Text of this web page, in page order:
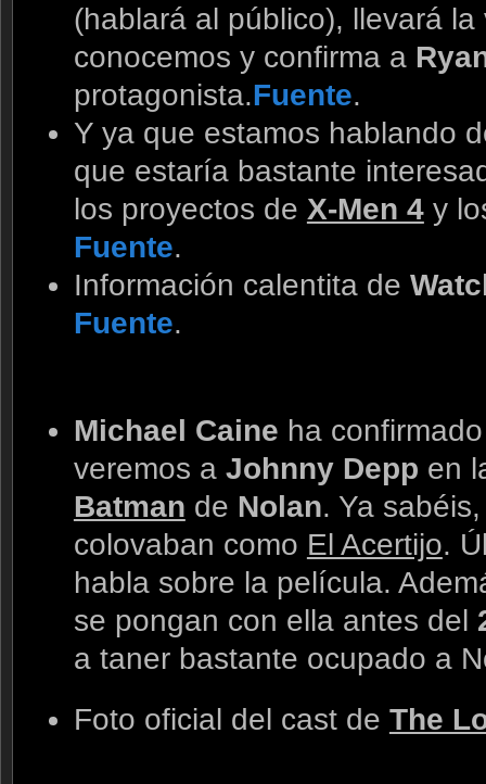
(hablará al público), llevará
conocemos y confirma a
protagonista.Fuente.
Y ya que estamos hablando
que estaría bastante
los proyectos de X-Men 4y
Fuente.
Información calentita de
Fuente.
Michael Caine ha
veremos a Johnny Depp en
Batman de Nolan. Ya
colovaban como El Acertijo.
habla sobre la película.
se pongan con ella antes del
a taner bastante ocupado a
Foto oficial del cast de The